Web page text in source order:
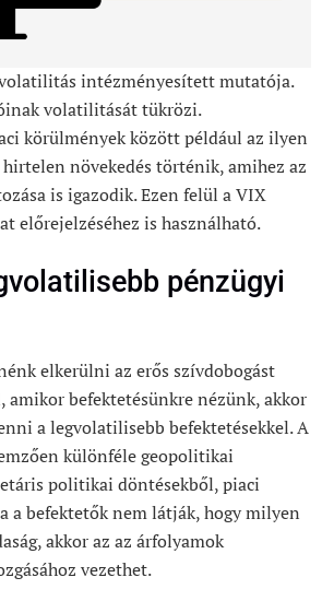
intézményesített mutatója.
volatilitását tükrözi.
körülmények között például az ilyen
növekedés történik, amihez az
is igazodik. Ezen felül a VIX
előrejelzéséhez is használható.
pénzügyi
elkerülni az erős szívdobogást
befektetésünkre nézünk, akkor
a legvolatilisebb befektetésekkel. A
különféle geopolitikai
politikai döntésekből, piaci
a befektetők nem látják, hogy milyen
akkor az az árfolyamok
vezethet.